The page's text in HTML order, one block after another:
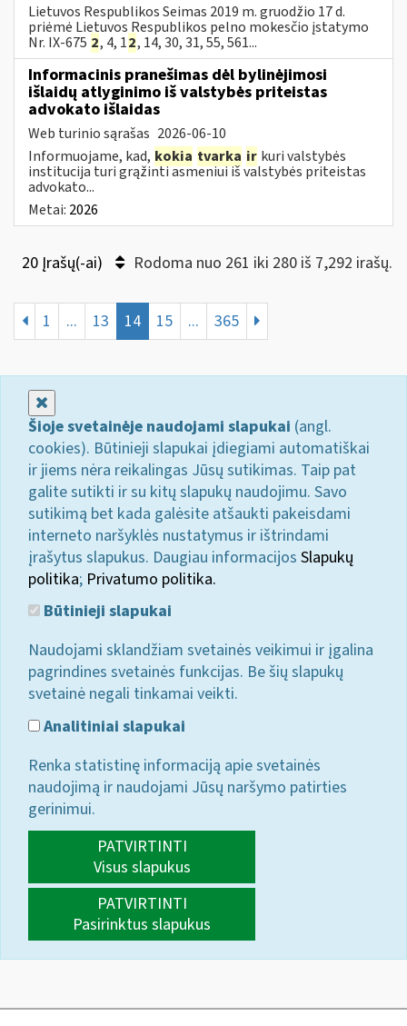
Lietuvos Respublikos Seimas 2019 m. gruodžio 17 d.
priėmė Lietuvos Respublikos pelno mokesčio įstatymo
Nr. IX-675 2, 4, 12, 14, 30, 31, 55, 561...
Informacinis pranešimas dėl bylinėjimosi
išlaidų atlyginimo iš valstybės priteistas
advokato išlaidas
Web turinio sąrašas 2026-06-10
Informuojame, kad, kokia tvarka ir kuri valstybės
institucija turi grąžinti asmeniui iš valstybės priteistas
advokato...
Metai: 2026
20 Įrašų(-ai) Rodoma nuo 261 iki 280 iš 7,292 irašų.
1 ... 13 14 15 ... 365
Šioje svetainėje naudojami slapukai (angl.
cookies). Būtinieji slapukai įdiegiami automatiškai
ir jiems nėra reikalingas Jūsų sutikimas. Taip pat
galite sutikti ir su kitų slapukų naudojimu. Savo
sutikimą bet kada galėsite atšaukti pakeisdami
interneto naršyklės nustatymus ir ištrindami
įrašytus slapukus. Daugiau informacijos Slapukų
politika; Privatumo politika.
Būtinieji slapukai
Naudojami sklandžiam svetainės veikimui ir įgalina
pagrindines svetainės funkcijas. Be šių slapukų
svetainė negali tinkamai veikti.
Analitiniai slapukai
Renka statistinę informaciją apie svetainės
naudojimą ir naudojami Jūsų naršymo patirties
gerinimui.
PATVIRTINTI
Visus slapukus
PATVIRTINTI
Pasirinktus slapukus